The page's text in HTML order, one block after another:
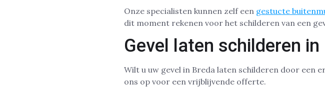
Onze specialisten kunnen zelf een gestucte
dit moment rekenen voor het schilderen van een
Gevel laten schilderen
Wilt u uw gevel in Breda laten schilderen door een
ons op voor een vrijblijvende offerte.